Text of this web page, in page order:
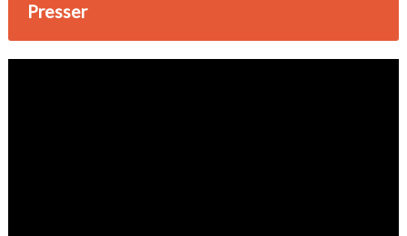
Presser